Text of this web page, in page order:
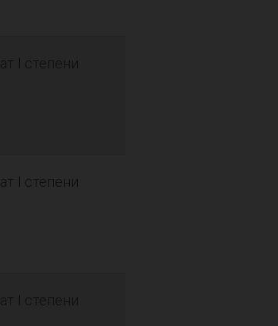
I степени
I степени
I степени